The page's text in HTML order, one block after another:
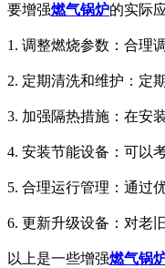
要增强燃气锅炉的实际
1. 调整燃烧参数：合理
2. 定期清洗和维护：定
3. 加强隔热措施：在安
4. 安装节能设备：可以
5. 合理运行管理：通过
6. 更新升级设备：对老
以上是一些增强燃气锅